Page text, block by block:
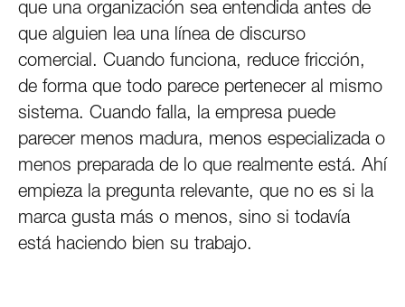
que una organización sea entendida antes de
que alguien lea una línea de discurso
comercial. Cuando funciona, reduce fricción,
de forma que todo parece pertenecer al mismo
sistema. Cuando falla, la empresa puede
parecer menos madura, menos especializada o
menos preparada de lo que realmente está. Ahí
empieza la pregunta relevante, que no es si la
marca gusta más o menos, sino si todavía
está haciendo bien su trabajo.